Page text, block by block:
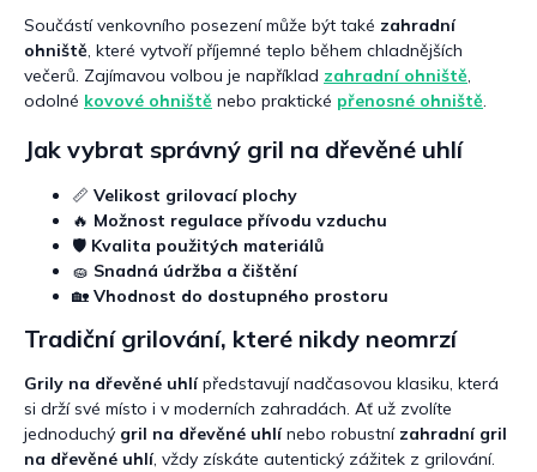
Součástí venkovního posezení může být také zahradní
ohniště, které vytvoří příjemné teplo během chladnějších
večerů. Zajímavou volbou je například zahradní ohniště,
odolné kovové ohniště nebo praktické přenosné ohniště.
Jak vybrat správný gril na dřevěné uhlí
📏 Velikost grilovací plochy
🔥 Možnost regulace přívodu vzduchu
🛡️ Kvalita použitých materiálů
🧽 Snadná údržba a čištění
🏡 Vhodnost do dostupného prostoru
Tradiční grilování, které nikdy neomrzí
Grily na dřevěné uhlípředstavují nadčasovou klasiku, která
si drží své místo i v moderních zahradách. Ať už zvolíte
jednoduchý gril na dřevěné uhlínebo robustní zahradní gril
na dřevěné uhlí, vždy získáte autentický zážitek z grilování.